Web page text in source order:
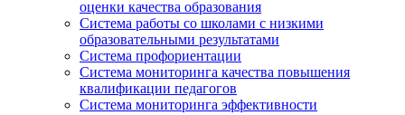
оценки качества образования
Система работы со школами с низкими
образовательными результатами
Система профориентации
Система мониторинга качества повышения
квалификации педагогов
Система мониторинга эффективности